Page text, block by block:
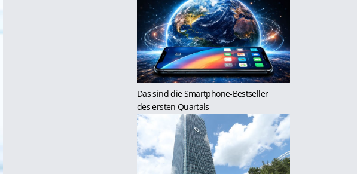
Das sind die Smartphone-Bestseller
des ersten Quartals